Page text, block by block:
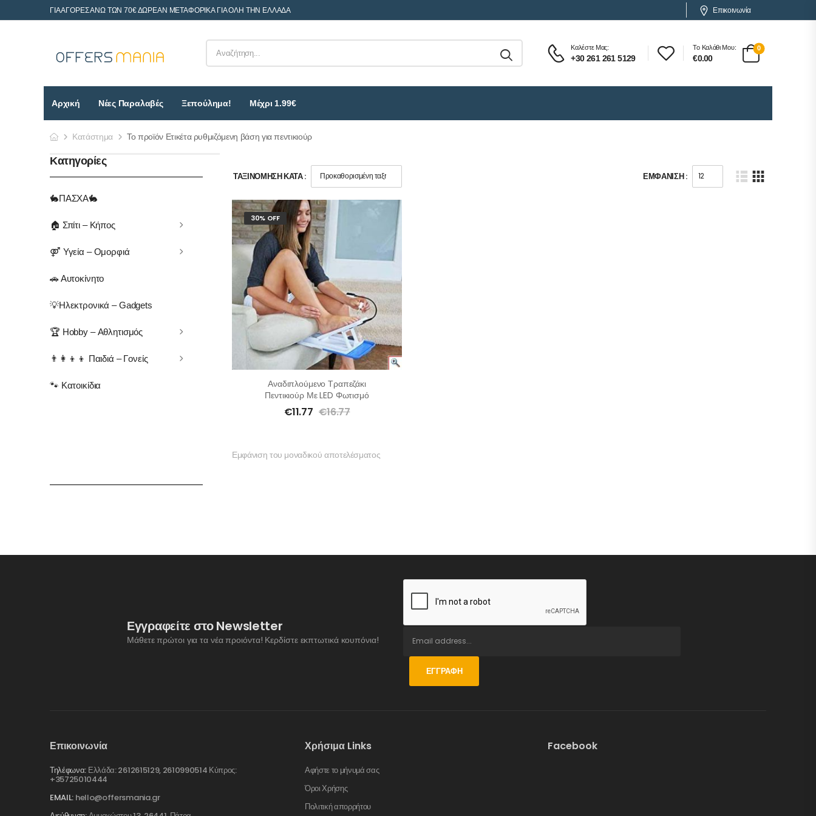
ΓΙΑ ΑΓΟΡΕΣ ΑΝΩ ΤΩΝ 70€ ΔΩΡΕΑΝ ΜΕΤΑΦΟΡΙΚΑ ΓΙΑ ΟΛΗ ΤΗΝ ΕΛΛΑΔΑ Επικοινωνία
Καλέστε Μας:
+30 261 261 5129
Το Καλάθι Μου:
€0.00
0
Αρχική Νέες Παραλαβές Ξεπούλημα! Μέχρι 1.99€
Κατάστημα
Το προϊόν Ετικέτα ρυθμιζόμενη βάση για πεντικιούρ
Κατηγορίες
🐇ΠΑΣΧΑ🐇
🏠 Σπίτι – Κήπος
⚤ Υγεία – Ομορφιά
🚗 Αυτοκίνητο
💡Ηλεκτρονικά – Gadgets
🏆 Hobby – Αθλητισμός
👨‍👩‍👦‍👦 Παιδιά – Γονείς
🐾 Κατοικίδια
ΤΑΞΙΝΌΜΗΣΗ ΚΑΤΆ : ΕΜΦΆΝΙΣΗ :
30% OFF
Αναδιπλούμενο Τραπεζάκι
Πεντικιούρ Με LED Φωτισμό
€11.77 €16.77
Εμφάνιση του μοναδικού αποτελέσματος
Εγγραφείτε στο Newsletter
Μάθετε πρώτοι για τα νέα προιόντα! Κερδίστε εκπτωτικά κουπόνια!
ΕΓΓΡΑΦΉ
Επικοινωνία
Τηλέφωνα: Ελλάδα: 2612615129, 2610990514 Κύπρος:
+35725010444
EMAIL: hello@offersmania.gr
Χρήσιμα Links
Αφήστε το μήνυμά σας
Όροι Χρήσης
Πολιτική απορρήτου
Facebook